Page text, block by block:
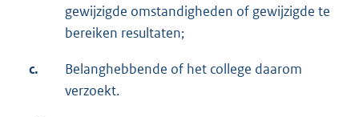
gewijzigde omstandigheden of gewijzigde te
bereiken resultaten;
c.
Belanghebbende of het college daarom
verzoekt.